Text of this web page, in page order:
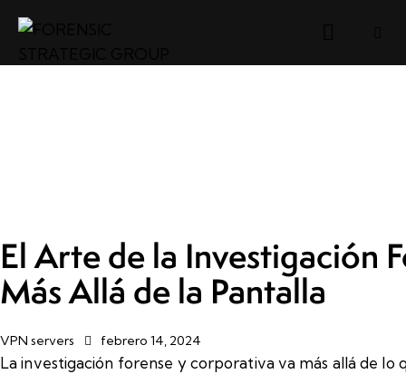
El Arte de la Investigación
Más Allá de la Pantalla
VPN servers febrero 14, 2024
La investigación forense y corporativa va más allá de lo